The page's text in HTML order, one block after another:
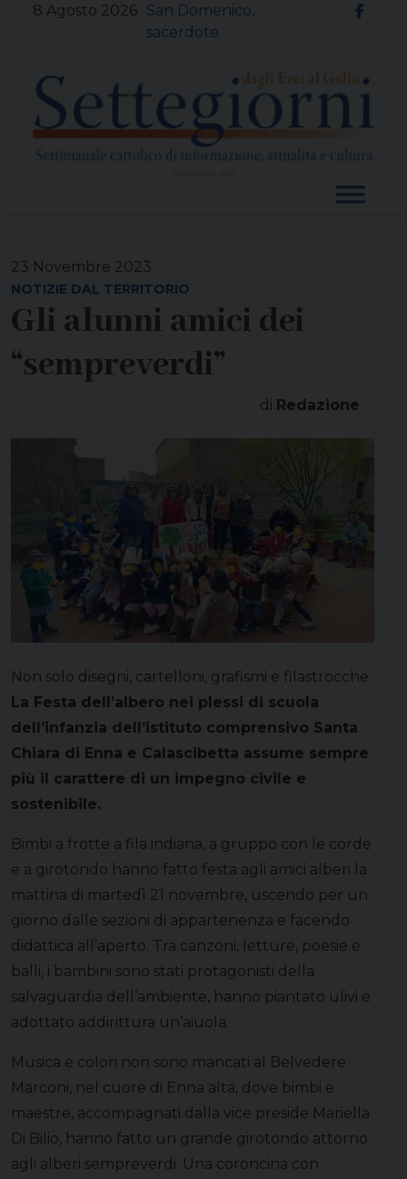
8 Agosto 2026 San Domenico,
sacerdote
23 Novembre 2023
NOTIZIE DAL TERRITORIO
Gli alunni amici dei
“sempreverdi”
di Redazione
Non solo disegni, cartelloni, grafismi e filastrocche.
La Festa dell’albero nei plessi di scuola
dell’infanzia dell’istituto comprensivo Santa
Chiara di Enna e Calascibetta assume sempre
più il carattere di un impegno civile e
sostenibile.
Bimbi a frotte a fila indiana, a gruppo con le corde
e a girotondo hanno fatto festa agli amici alberi la
mattina di martedì 21 novembre, uscendo per un
giorno dalle sezioni di appartenenza e facendo
didattica all’aperto. Tra canzoni, letture, poesie e
balli, i bambini sono stati protagonisti della
salvaguardia dell’ambiente, hanno piantato ulivi e
adottato addirittura un’aiuola.
Musica e colori non sono mancati al Belvedere
Marconi, nel cuore di Enna alta, dove bimbi e
maestre, accompagnati dalla vice preside Mariella
Di Bilio, hanno fatto un grande girotondo attorno
agli alberi sempreverdi. Una coroncina con